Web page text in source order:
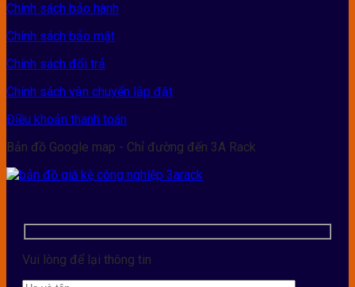
Chính sách bảo hành
Chính sách bảo mật
Chính sách đổi trả
Chính sách vận chuyển lắp đặt
Điều khoản thanh toán
Bản đồ Google map - Chỉ đường đến 3A Rack
Vui lòng để lại thông tin